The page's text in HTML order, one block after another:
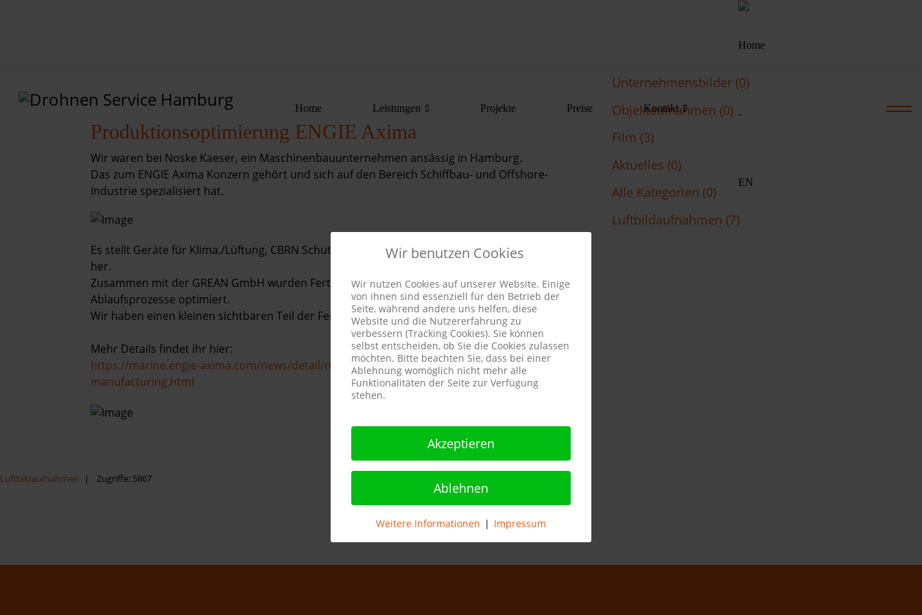
Home Leistungen Projekte Preise Kontakt
Leistungen
Produktionsoptimierung ENGIE Axima
Wir waren bei Noske Kaeser, ein Maschinenbauunternehmen ansässig in Hamburg.
Das zum ENGIE Axima Konzern gehört und sich auf den Bereich Schiffbau- und Offshore-
Industrie spezialisiert hat.
Es stellt Geräte für Klima,/Lüftung, CBRN Schutz, Kälte, Feuerlöschtechnik und Rohrleitungen
her.
Zusammen mit der GREAN GmbH wurden Fertigungs-, Zulieferungs- und allgemeine
Ablaufsprozesse optimiert.
Wir haben einen kleinen sichtbaren Teil der Fertigung mit unserer Drohne dokumentiert.
Mehr Details findet ihr hier:
https://marine.engie-axima.com/news/detail/news/projekt-grean-efficient-component-
manufacturing.html
Unternehmensbilder (0)
Objektaufnahmen (0)
Film (3)
Aktuelles (0)
Alle Kategorien (0)
Luftbildaufnahmen (7)
Luftbildaufnahmen Zugriffe: 5867
Wir benutzen Cookies
Wir nutzen Cookies auf unserer Website. Einige
von ihnen sind essenziell für den Betrieb der
Seite, während andere uns helfen, diese
Website und die Nutzererfahrung zu
verbessern (Tracking Cookies). Sie können
selbst entscheiden, ob Sie die Cookies zulassen
möchten. Bitte beachten Sie, dass bei einer
Ablehnung womöglich nicht mehr alle
Funktionalitäten der Seite zur Verfügung
stehen.
Akzeptieren
Ablehnen
Weitere Informationen | Impressum